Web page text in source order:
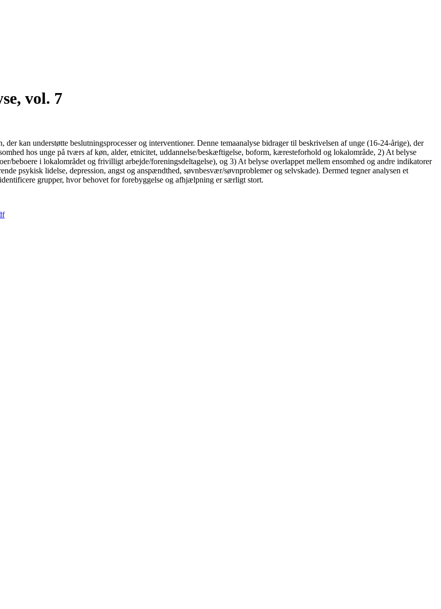
vol. 7
kan understøtte beslutningsprocesser og interventioner. Denne temaanalyse bidrager til beskrivelsen af unge (16-24-årige), der
hos unge på tværs af køn, alder, etnicitet, uddannelse/beskæftigelse, boform, kæresteforhold og lokalområde, 2) At belyse
beboere i lokalområdet og frivilligt arbejde/foreningsdeltagelse), og 3) At belyse overlappet mellem ensomhed og andre indikatorer
psykisk lidelse, depression, angst og anspændthed, søvnbesvær/søvnproblemer og selvskade). Dermed tegner analysen et
grupper, hvor behovet for forebyggelse og afhjælpning er særligt stort.